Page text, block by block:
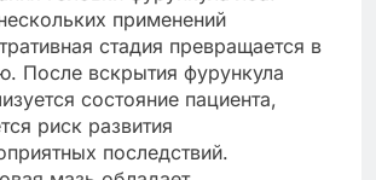
применений
стадия превращается в
После вскрытия фурункула
состояние пациента,
риск развития
последствий.